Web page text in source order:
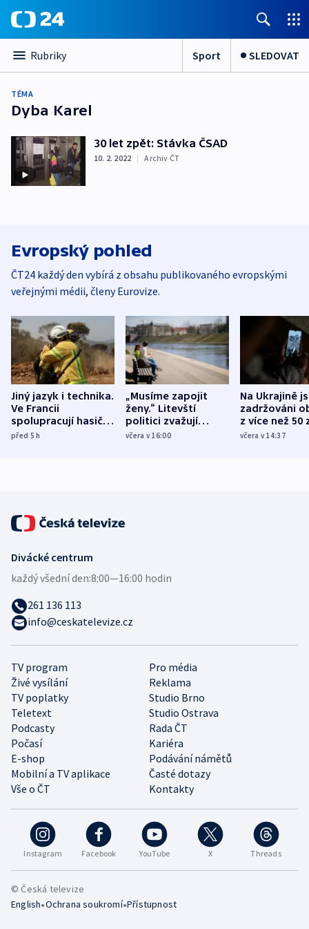
Rubriky Sport SLEDOVAT
TÉMA
Dyba Karel
30 let zpět: Stávka ČSAD
10. 2. 2022 | Archiv ČT
Evropský pohled
ČT24 každý den vybírá z obsahu publikovaného evropskými
veřejnými médii, členy Eurovize.
Jiný jazyk i technika.
Ve Francii
spolupracují hasiči z
různých zemí
před 5h
„Musíme zapojit
ženy.“ Litevští
politici zvažují
dohodu o
včera v 16:00
Na Ukrajině
zadržováni
z více než 50
Bojovali na
včera v 14:37
Instagram Facebook YouTube X Threads
TV program
Pro média
Živé vysílání
Reklama
TV poplatky
Studio Brno
Teletext
Studio Ostrava
Podcasty
Rada ČT
Počasí
Kariéra
E-shop
Podávání námětů
Mobilní a TV aplikace
Časté dotazy
Vše o ČT
Kontakty
Divácké centrum
každý všední den:8:00—16:00 hodin
261 136 113
info@ceskatelevize.cz
© Česká televize
English•Ochrana soukromí•Přístupnost